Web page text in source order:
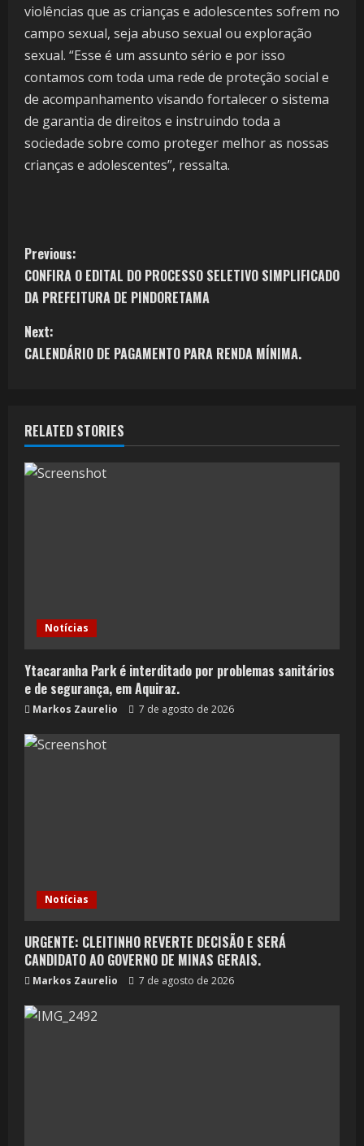
violências que as crianças e adolescentes sofrem no
campo sexual, seja abuso sexual ou exploração
sexual. “Esse é um assunto sério e por isso
contamos com toda uma rede de proteção social e
de acompanhamento visando fortalecer o sistema
de garantia de direitos e instruindo toda a
sociedade sobre como proteger melhor as nossas
crianças e adolescentes”, ressalta.
Previous:
CONFIRA O EDITAL DO PROCESSO SELETIVO SIMPLIFICADO
DA PREFEITURA DE PINDORETAMA
Next:
CALENDÁRIO DE PAGAMENTO PARA RENDA MÍNIMA.
RELATED STORIES
Notícias
Ytacaranha Park é interditado por problemas sanitários
e de segurança, em Aquiraz.
Markos Zaurelio 7 de agosto de 2026
Notícias
URGENTE: CLEITINHO REVERTE DECISÃO E SERÁ
CANDIDATO AO GOVERNO DE MINAS GERAIS.
Markos Zaurelio 7 de agosto de 2026